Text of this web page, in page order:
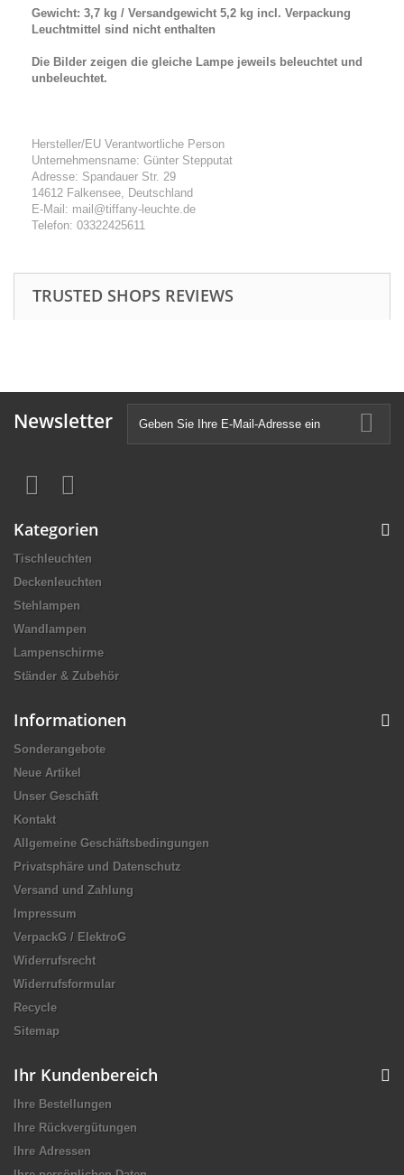
Gewicht: 3,7 kg / Versandgewicht 5,2 kg incl. Verpackung
Leuchtmittel sind nicht enthalten
Die Bilder zeigen die gleiche Lampe jeweils beleuchtet und
unbeleuchtet.
Hersteller/EU Verantwortliche Person
Unternehmensname: Günter Stepputat
Adresse: Spandauer Str. 29
14612 Falkensee, Deutschland
E-Mail: mail@tiffany-leuchte.de
Telefon: 03322425611
TRUSTED SHOPS REVIEWS
Newsletter
Kategorien
Tischleuchten
Deckenleuchten
Stehlampen
Wandlampen
Lampenschirme
Ständer & Zubehör
Informationen
Sonderangebote
Neue Artikel
Unser Geschäft
Kontakt
Allgemeine Geschäftsbedingungen
Privatsphäre und Datenschutz
Versand und Zahlung
Impressum
VerpackG / ElektroG
Widerrufsrecht
Widerrufsformular
Recycle
Sitemap
Ihr Kundenbereich
Ihre Bestellungen
Ihre Rückvergütungen
Ihre Adressen